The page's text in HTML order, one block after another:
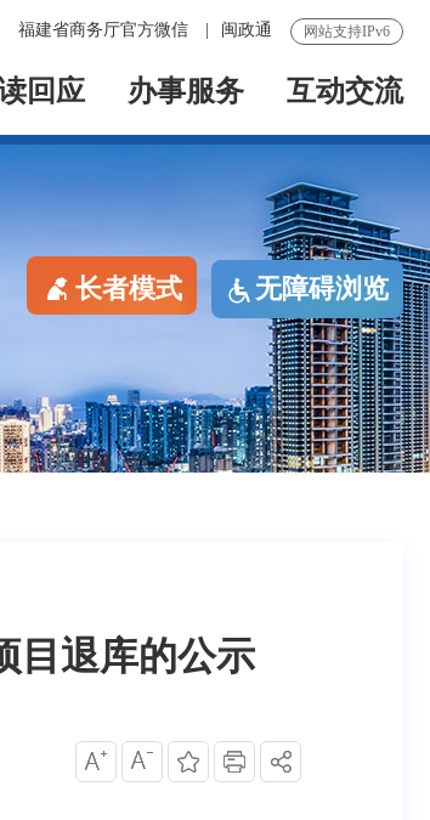
网站支持IPv6
福建省商务厅官方微信 闽政通
回应 办事服务 互动交流
长者模式 无障碍浏览
目退库的公示